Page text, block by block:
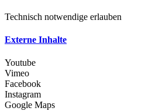
Technisch notwendige erlauben
Externe Inhalte
Youtube
Vimeo
Facebook
Instagram
Google Maps